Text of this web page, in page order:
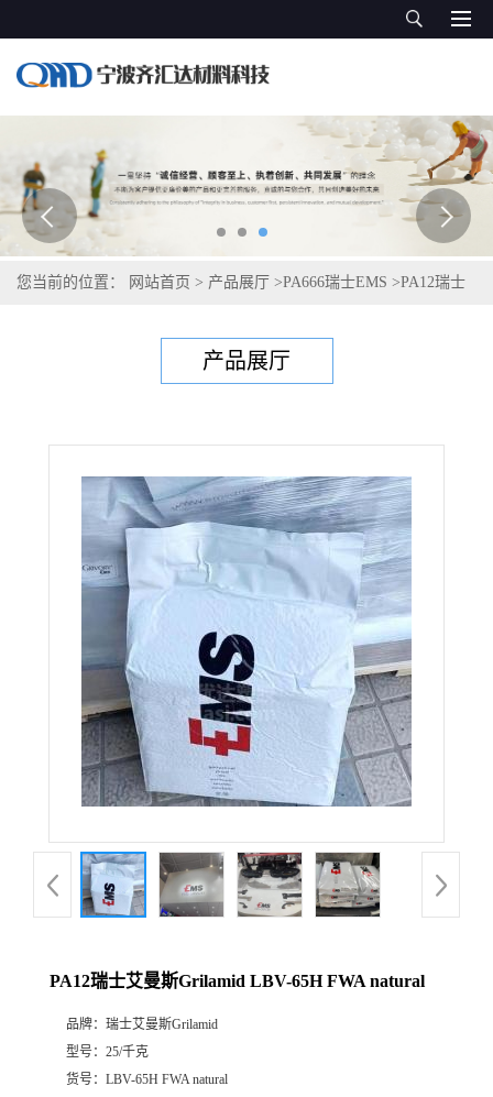
您当前的位置： 网站首页 > 产品展厅 >PA666瑞士EMS >PA12瑞士
产品展厅
PA12瑞士艾曼斯Grilamid LBV-65H FWA natural
品牌： 瑞士艾曼斯Grilamid
型号： 25/千克
货号： LBV-65H FWA natural